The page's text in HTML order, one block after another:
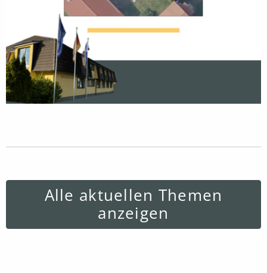
Alle aktuellen Themen
anzeigen